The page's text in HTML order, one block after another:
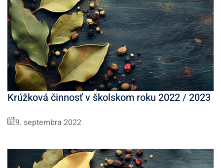
Krúžková činnosť v školskom roku 2022 / 2023
9. septembra 2022